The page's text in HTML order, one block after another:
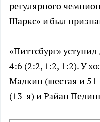
регулярного
Шаркс» и был
«Питтсбург»
4:6 (2:2, 1:2, 1:2). У
Малкин (шестая и
(13-я) и Райан